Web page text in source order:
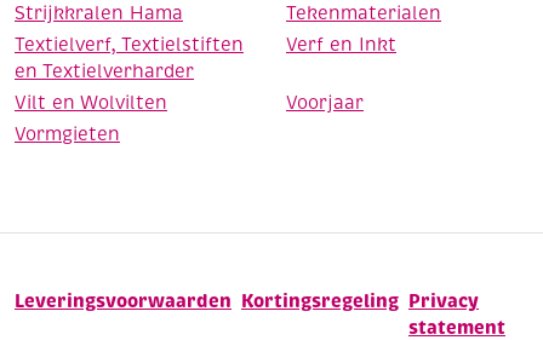
Strijkkralen Hama
Tekenmaterialen
Textielverf, Textielstiften
en Textielverharder
Verf en Inkt
Vilt en Wolvilten
Voorjaar
Vormgieten
Leveringsvoorwaarden Kortingsregeling Privacy
statement